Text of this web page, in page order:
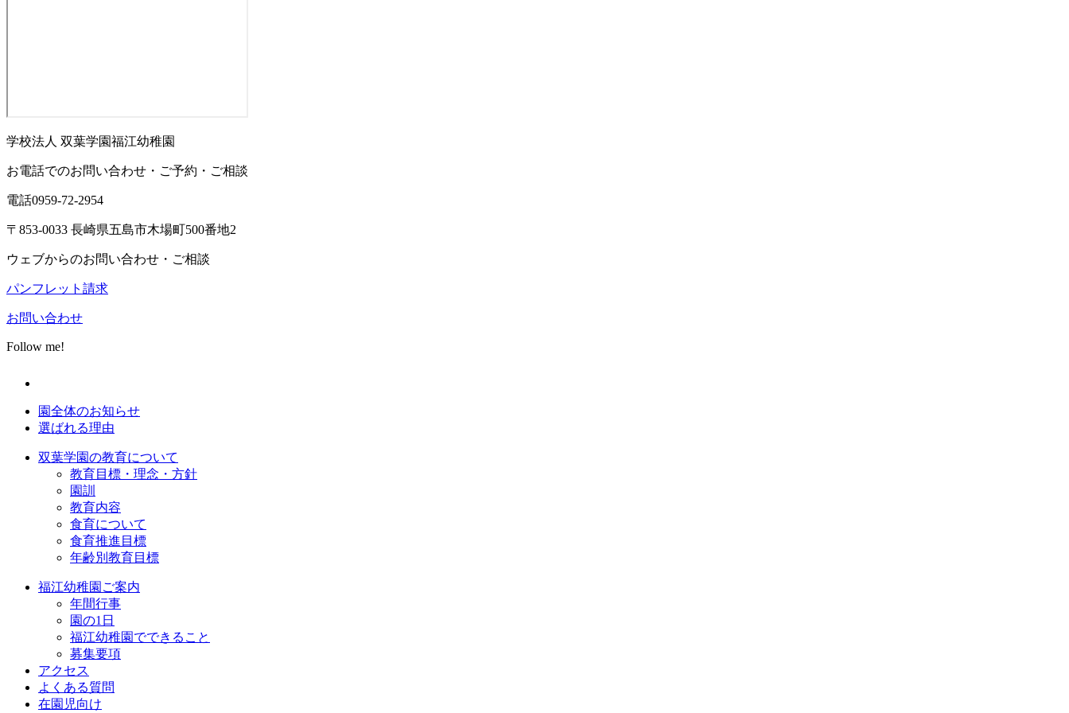
学校法人 双葉学園福江幼稚園
お電話でのお問い合わせ・ご予約・ご相談
電話0959-72-2954
〒853-0033 長崎県五島市木場町500番地2
ウェブからのお問い合わせ・ご相談
パンフレット請求
お問い合わせ
Follow me!
園全体のお知らせ
選ばれる理由
双葉学園の教育について
教育目標・理念・方針
園訓
教育内容
食育について
食育推進目標
年齢別教育目標
福江幼稚園ご案内
年間行事
園の1日
福江幼稚園でできること
募集要項
アクセス
よくある質問
在園児向け